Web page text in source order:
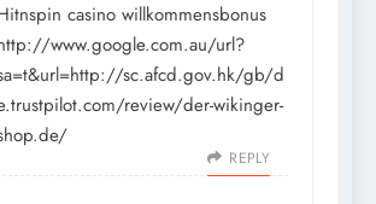
casino willkommensbonus
www.google.com.au/url?
sc.afcd.gov.hk/gb/d
review/der-wikinger-
REPLY